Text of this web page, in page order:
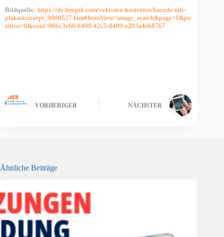
Bildquelle: https://de.freepik.com/vektoren-kostenlos/haende-mit-
plakatkonzept_9000527.htm#fromView=image_search&page=1&po
sition=0&uuid=06bc3e60-8498-42c5-8489-e203a4eb8767
VORHERIGER NÄCHSTER
Ähnliche Beiträge